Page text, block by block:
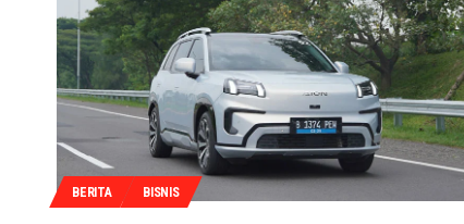
BERITA BISNIS